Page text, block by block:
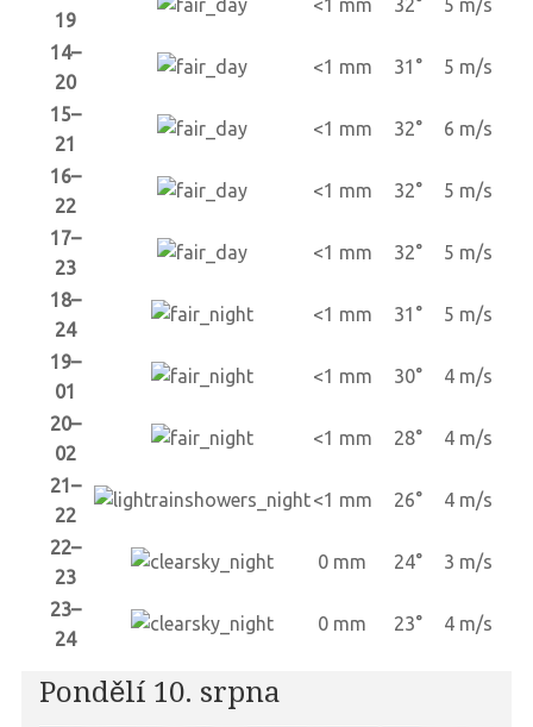
19
<1 mm 32° 5 m/s
14–
20
<1 mm 31° 5 m/s
15–
21
<1 mm 32° 6 m/s
16–
22
<1 mm 32° 5 m/s
17–
23
<1 mm 32° 5 m/s
18–
24
<1 mm 31° 5 m/s
19–
01
<1 mm 30° 4 m/s
20–
02
<1 mm 28° 4 m/s
21–
22
<1 mm 26° 4 m/s
22–
23
0 mm 24° 3 m/s
23–
24
0 mm 23° 4 m/s
Pondělí 10. srpna